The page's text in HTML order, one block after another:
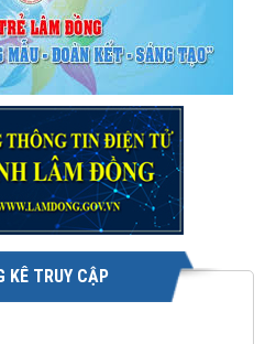
KÊ TRUY CẬP